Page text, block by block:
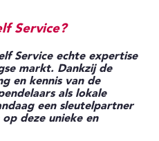
Service?
Service echte expertise
markt. Dankzij de
en kennis van de
als lokale
een sleutelpartner
deze unieke en